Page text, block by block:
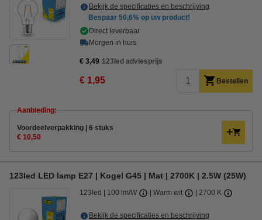
Bekijk de specificaties en beschrijving
Bespaar 50,6% op uw product!
Direct leverbaar
Morgen in huis
€ 3,49 123led adviesprijs
€ 1,95 Bestellen
Aanbieding:
Voordeelverpakking | 6 stuks
€ 10,50
123led LED lamp E27 | Kogel G45 | Mat | 2700K | 2.5W (25W)
123led 100 lm/W Warm wit 2700 K
Bekijk de specificaties en beschrijving